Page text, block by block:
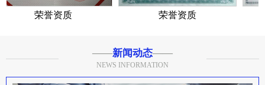
荣誉资质 荣誉资质
——新闻动态——
NEWS INFORMATION